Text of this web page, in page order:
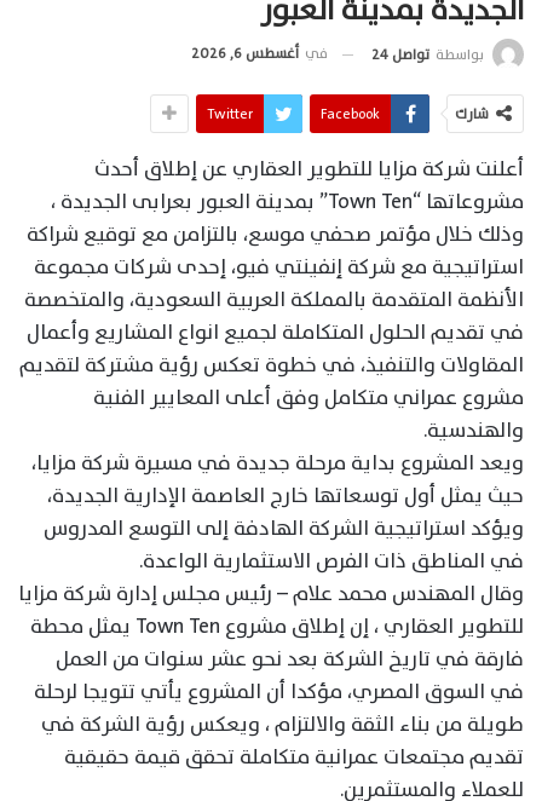
الجديدة بمدينة العبور
بواسطة تواصل 24 في أغسطس 6, 2026
شارك Facebook
Twitter
أعلنت شركة مزايا للتطوير العقاري عن إطلاق أحدث
مشروعاتها “Town Ten” بمدينة العبور بعرابى الجديدة ،
وذلك خلال مؤتمر صحفي موسع، بالتزامن مع توقيع شراكة
استراتيجية مع شركة إنفينتي فيو، إحدى شركات مجموعة
الأنظمة المتقدمة بالمملكة العربية السعودية، والمتخصصة
في تقديم الحلول المتكاملة لجميع انواع المشاريع وأعمال
المقاولات والتنفيذ، في خطوة تعكس رؤية مشتركة لتقديم
مشروع عمراني متكامل وفق أعلى المعايير الفنية
والهندسية.
ويعد المشروع بداية مرحلة جديدة في مسيرة شركة مزايا،
حيث يمثل أول توسعاتها خارج العاصمة الإدارية الجديدة،
ويؤكد استراتيجية الشركة الهادفة إلى التوسع المدروس
في المناطق ذات الفرص الاستثمارية الواعدة.
وقال المهندس محمد علام – رئيس مجلس إدارة شركة مزايا
للتطوير العقاري ، إن إطلاق مشروع Town Ten يمثل محطة
فارقة في تاريخ الشركة بعد نحو عشر سنوات من العمل
في السوق المصري، مؤكدا أن المشروع يأتي تتويجا لرحلة
طويلة من بناء الثقة والالتزام ، ويعكس رؤية الشركة في
تقديم مجتمعات عمرانية متكاملة تحقق قيمة حقيقية
للعملاء والمستثمرين.